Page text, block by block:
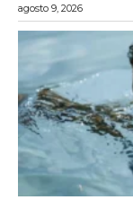
agosto 9, 2026